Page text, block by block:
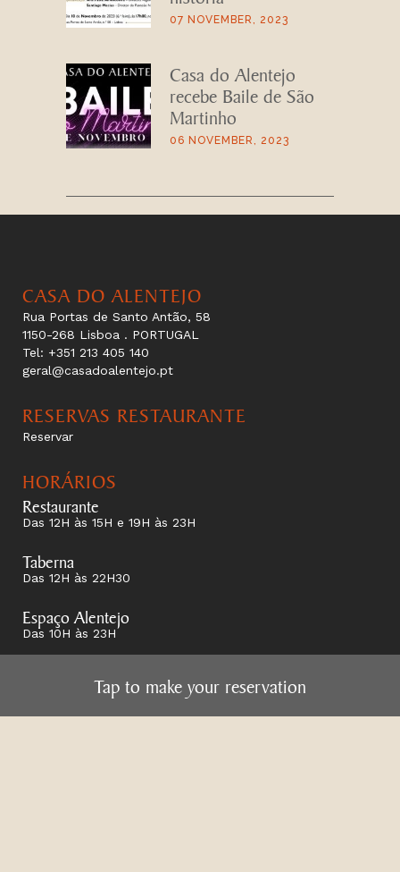
07 NOVEMBER, 2023
Casa do Alentejo
recebe Baile de São
Martinho
06 NOVEMBER, 2023
Toque aqui para fazer a sua reserva
Tap to make your reservation
CASA DO ALENTEJO
Rua Portas de Santo Antão, 58
1150-268 Lisboa . PORTUGAL
Tel: +351 213 405 140
geral@casadoalentejo.pt
RESERVAS RESTAURANTE
Reservar
HORÁRIOS
Restaurante
Das 12H às 15H e 19H às 23H
Taberna
Das 12H às 22H30
Espaço Alentejo
Das 10H às 23H